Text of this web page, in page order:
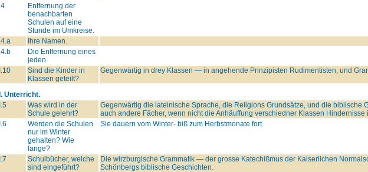
Entfernung der
benachbarten
Schulen auf eine
Stunde im Umkreise.
Ihre Namen.
Die Entfernung eines
jeden.
Sind die Kinder in
Klassen geteilt?
Gegenwärtig in drey Klassen — in angehende Prinzipisten Rudimentisten, und
Unterricht.
Was wird in der
Schule gelehrt?
Gegenwärtig die lateinische Sprache, die Religions Grundsätze, und die biblische
auch andere Fächer, wenn nicht die Anhäuffung verschiedner Klassen Hindernisse
Werden die Schulen
nur im Winter
gehalten? Wie
lange?
Sie dauern vom Winter- biß zum Herbstmonate fort.
Schulbücher, welche
sind eingeführt?
Die wirzburgische Grammatik — der grosse Katechißmus der Kaiserlichen
Schönbergs biblische Geschichten.